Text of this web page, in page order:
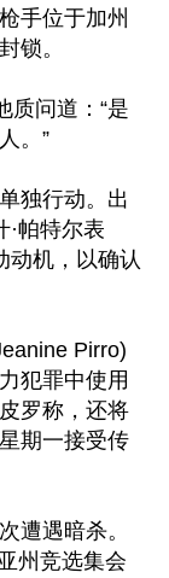
手位于加州
锁。
质问道：“是
。”
独行动。出
·帕特尔表
动机，以确认
Pirro)
犯罪中使用
罗称，还将
期一接受传
遭遇暗杀。
州竞选集会